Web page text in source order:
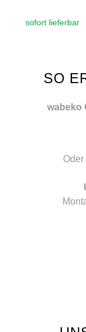
sofort lieferbar
SO
wabeko